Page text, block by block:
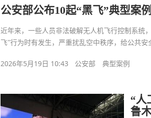
公安部公布10起“黑飞”典型案
近年来，一些人员非法破解无人机飞行控制系统
飞”行为时有发生，严重扰乱空中秩序，给公共
2026年5月19日 10:43 公安部 典型案例
“人
鲁